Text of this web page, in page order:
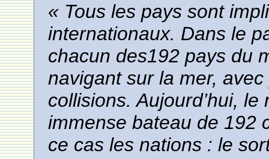
« Tous les pays sont
internationaux. Dans le
chacun des192 pays du
navigant sur la mer,
collisions. Aujourd’hui,
immense bateau de 192
ce cas les nations : le